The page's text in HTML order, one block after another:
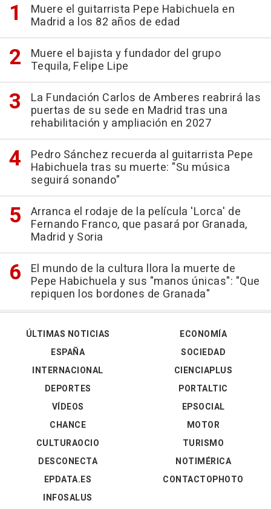
Muere el guitarrista Pepe Habichuela en
Madrid a los 82 años de edad
Muere el bajista y fundador del grupo
Tequila, Felipe Lipe
La Fundación Carlos de Amberes reabrirá las
puertas de su sede en Madrid tras una
rehabilitación y ampliación en 2027
Pedro Sánchez recuerda al guitarrista Pepe
Habichuela tras su muerte: "Su música
seguirá sonando"
Arranca el rodaje de la película 'Lorca' de
Fernando Franco, que pasará por Granada,
Madrid y Soria
El mundo de la cultura llora la muerte de
Pepe Habichuela y sus "manos únicas": "Que
repiquen los bordones de Granada"
ÚLTIMAS NOTICIAS
ESPAÑA
INTERNACIONAL
DEPORTES
VÍDEOS
ECONOMÍA
SOCIEDAD
CIENCIAPLUS
PORTALTIC
EPSOCIAL
CHANCE
CULTURAOCIO
DESCONECTA
EPDATA.ES
INFOSALUS
MOTOR
TURISMO
NOTIMÉRICA
CONTACTOPHOTO